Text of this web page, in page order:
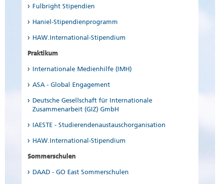
Fulbright Stipendien
Haniel-Stipendienprogramm
HAW.International-Stipendium
Praktikum
Internationale Medienhilfe (IMH)
ASA - Global Engagement
Deutsche Gesellschaft für Internationale
Zusammenarbeit (GIZ) GmbH
IAESTE - Studierendenaustauschorganisation
HAW.International-Stipendium
Sommerschulen
DAAD - GO East Sommerschulen